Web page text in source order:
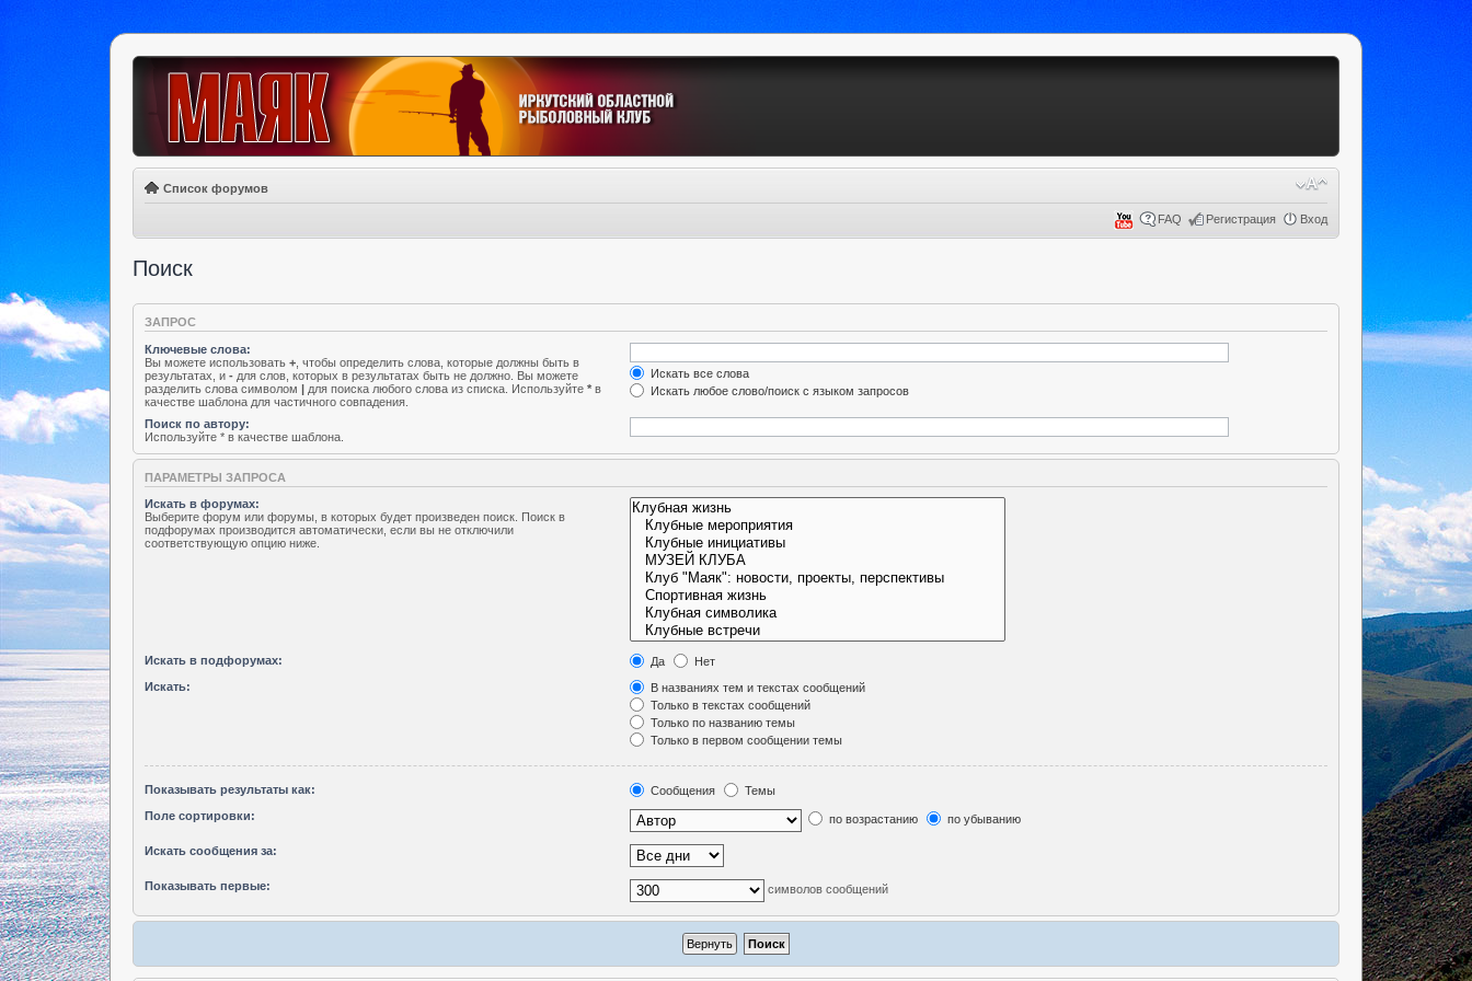
Список форумов
FAQ Регистрация Вход
Поиск
ЗАПРОС
Ключевые слова:
Вы можете использовать + , чтобы определить слова, которые должны быть в
результатах, и - для слов, которых в результатах быть не должно. Вы можете
разделить слова символом | для поиска любого слова из списка. Используйте * в
качестве шаблона для частичного совпадения.
Искать все слова
Искать любое слово/поиск с языком запросов
Поиск по автору:
Используйте * в качестве шаблона.
ПАРАМЕТРЫ ЗАПРОСА
Искать в форумах:
Выберите форум или форумы, в которых будет произведен поиск. Поиск в
подфорумах производится автоматически, если вы не отключили
соответствующую опцию ниже.
Искать в подфорумах: Да
Нет
Искать:
В названиях тем и текстах сообщений
Только в текстах сообщений
Только по названию темы
Только в первом сообщении темы
Показывать результаты как: Сообщения
Темы
Поле сортировки:
по возрастанию по убыванию
Искать сообщения за:
Показывать первые: символов сообщений